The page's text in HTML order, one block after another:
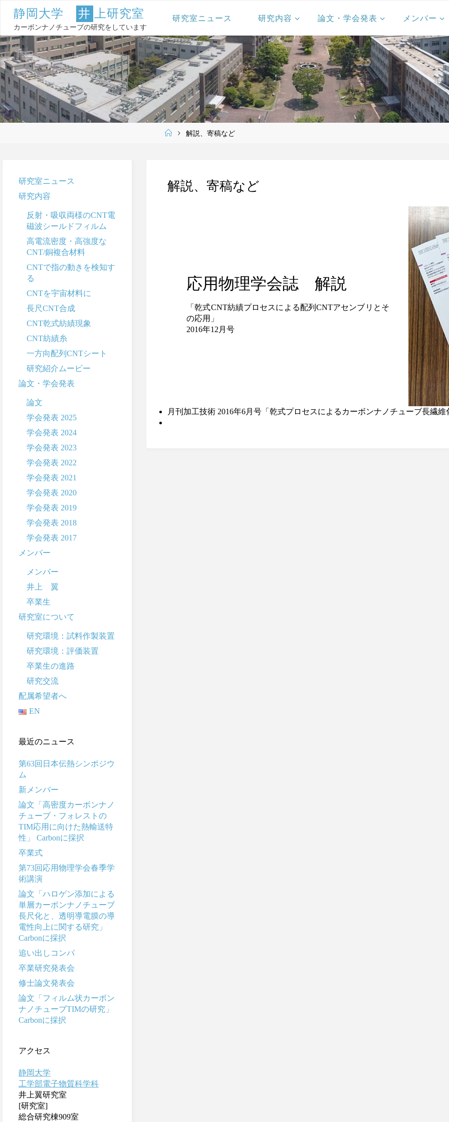
ン
ツ
へ
ス
キ
ッ
プ
静岡 大学 井 上研究室
カーボンナノチューブの研究をしています
研究室ニュース 研究内容 論文・学会発表 メンバー
ホ
解説、寄稿など
解説、寄稿など
応用物理学会誌 解説
「乾式CNT紡績プロセスによる配列CNTアセンブリとそ
の応用」
2016年12月号
月刊加工技術 2016年6月号「乾式プロセスによるカーボンナノチューブ長繊維
研究室ニュース
研究内容
反射・吸収両様のCNT電
磁波シールドフィルム
高電流密度・高強度な
CNT/銅複合材料
CNTで指の動きを検知す
る
CNTを宇宙材料に
長尺CNT合成
CNT乾式紡績現象
CNT紡績糸
一方向配列CNTシート
研究紹介ムービー
論文・学会発表
論文
学会発表 2025
学会発表 2024
学会発表 2023
学会発表 2022
学会発表 2021
学会発表 2020
学会発表 2019
学会発表 2018
学会発表 2017
メンバー
メンバー
井上 翼
卒業生
研究室について
研究環境：試料作製装置
研究環境：評価装置
卒業生の進路
研究交流
配属希望者へ
EN
最近のニュース
第63回日本伝熱シンポジウ
ム
新メンバー
論文「高密度カーボンナノ
チューブ・フォレストの
TIM応用に向けた熱輸送特
性」 Carbonに採択
卒業式
第73回応用物理学会春季学
術講演
論文「ハロゲン添加による
単層カーボンナノチューブ
長尺化と、透明導電膜の導
電性向上に関する研究」
Carbonに採択
追い出しコンパ
卒業研究発表会
修士論文発表会
論文「フィルム状カーボン
ナノチューブTIMの研究」
Carbonに採択
アクセス
静岡大学
工学部電子物質科学科
井上翼研究室
[研究室]
総合研究棟909室